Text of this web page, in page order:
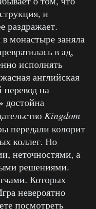
и
раздражает.
монастыре заняла
в ад,
исполнять
английская
на
достойна
Kingdom
передали колорит
коллег. Но
неточностями, а
решениями.
Которых
невероятно
посмотреть